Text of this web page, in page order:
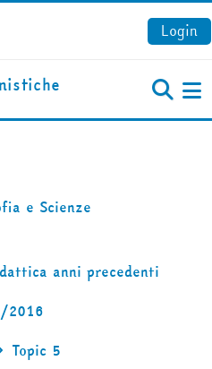
Login
e Scienze
anni precedenti
2016
Topic 5